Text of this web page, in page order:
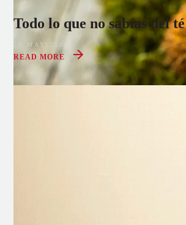
Todo lo que no sabías del té
23 MAY 2022
READ MORE